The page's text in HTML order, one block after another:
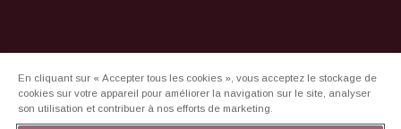
En cliquant sur « Accepter tous les cookies », vous acceptez le stockage de
cookies sur votre appareil pour améliorer la navigation sur le site, analyser
son utilisation et contribuer à nos efforts de marketing.